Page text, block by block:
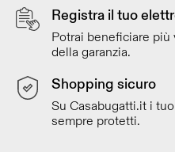
Registra il tuo
Potrai beneficiare
della garanzia.
Shopping sicuro
Su Casabugatti.it i
sempre protetti.